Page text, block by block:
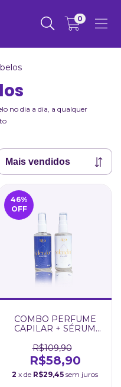
0
no dia a dia, a qualquer
46%
OFF
COMBO PERFUME
CAPILAR + SÉRUM
R$109,90
R$58,90
2 x de R$29,45 sem juros